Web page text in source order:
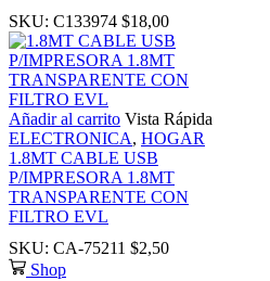
panel
SKU: C133974 $18,00
Añadir al carrito Vista Rápida
ELECTRONICA, HOGAR
1.8MT CABLE USB
P/IMPRESORA 1.8MT
TRANSPARENTE CON
FILTRO EVL
SKU: CA-75211 $2,50
Shop